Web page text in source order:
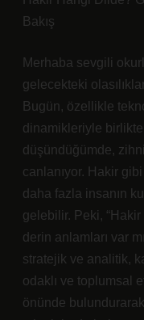
Bakış
Merhaba sevgili
gelecekteki
Bugün, özellikle
dinamikleriyle
düşündüğümde,
canlanıyor. Hakir
daha fazla insanın
gelebilir. Peki,
derin anlamları var
stratejik ve analitik,
odaklı ve toplumsal
önünde